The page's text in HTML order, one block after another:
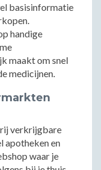
basisinformatie
handige
maakt om snel
medicijnen.
verkrijgbare
apotheken en
waar je